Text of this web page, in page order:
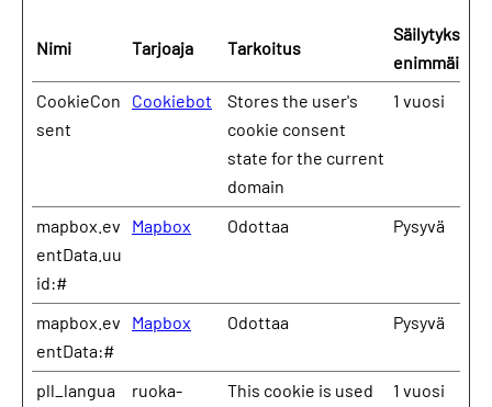
Nimi Tarjoaja Tarkoitus
Säilytyksen
CookieCon
sent
Cookiebot
Stores the user's
cookie consent
state for the current
domain
1 vuosi
mapbox.ev
entData.uu
id:#
Mapbox Odottaa Pysyvä
mapbox.ev
entData:#
Mapbox Odottaa Pysyvä
pll_langua
ruoka-
This cookie is used
1 vuosi